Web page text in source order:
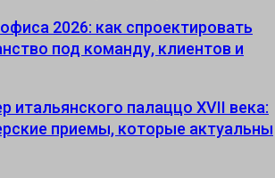
2026: как спроектировать
под команду, клиентов и
итальянского палаццо XVII века:
приемы, которые актуальны